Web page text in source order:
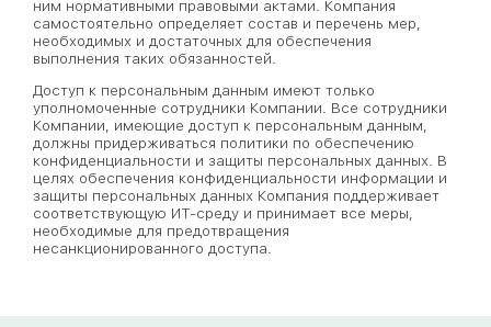
ним нормативными правовыми актами. Компания
самостоятельно определяет состав и перечень мер,
необходимых и достаточных для обеспечения
выполнения таких обязанностей.
Доступ к персональным данным имеют только
уполномоченные сотрудники Компании. Все сотрудники
Компании, имеющие доступ к персональным данным,
должны придерживаться политики по обеспечению
конфиденциальности и защиты персональных данных. В
целях обеспечения конфиденциальности информации и
защиты персональных данных Компания поддерживает
соответствующую ИТ-среду и принимает все меры,
необходимые для предотвращения
несанкционированного доступа.